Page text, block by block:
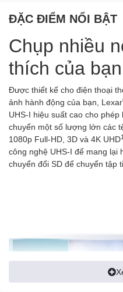
ĐẶC ĐIỂM NỔI BẬT
Chụp nhiều
thích của bạn
Được thiết kế cho điện thoại
ảnh hành động của bạn, Lexar
UHS-I hiệu suất cao cho
chuyển một số lượng lớn các
1080p Full-HD, 3D và 4K UHD1
công nghệ UHS-I để mang lại
chuyển đổi SD để chuyển tập